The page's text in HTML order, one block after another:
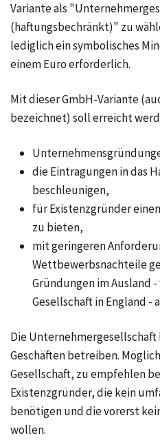
Variante als
(haftungsbechränkt)" zu
lediglich ein symbolisches
einem Euro erforderlich.
Mit dieser GmbH-Variante
bezeichnet) soll erreicht
die Eintragungen in das
beschleunigen,
für Existenzgründer
zu bieten,
mit geringeren
Wettbewerbsnachteile
Gründungen im Ausland
Gesellschaftin England -
Die Unternehmergesellschaft
Geschäften betreiben.
Gesellschaft, zu empfehlen
Existenzgründer, die kein
benötigen und die vorerst
wollen.